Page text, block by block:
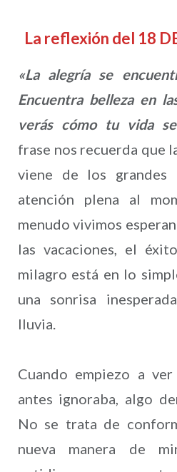
La reflexión del 18
«La alegría se
Encuentra belleza en
verás cómo tu vida
frase nos recuerda que
viene de los
atención plena al
menudo vivimos
las vacaciones, el
milagro está en lo
una sonrisa
lluvia.
Cuando empiezo a
antes ignoraba, algo
No se trata de
nueva manera de